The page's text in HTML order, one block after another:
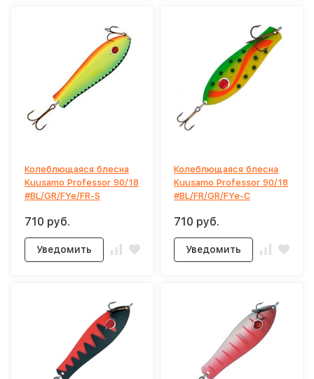
Колеблющаяся блесна
Kuusamo Professor 90/18
#BL/GR/FYe/FR-S
710 руб.
Уведомить
Колеблющаяся блесна
Kuusamo Professor 90/18
#BL/FR/GR/FYe-C
710 руб.
Уведомить